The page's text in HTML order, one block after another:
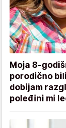
Moja 8-
porodično
dobijam
poleđini mi